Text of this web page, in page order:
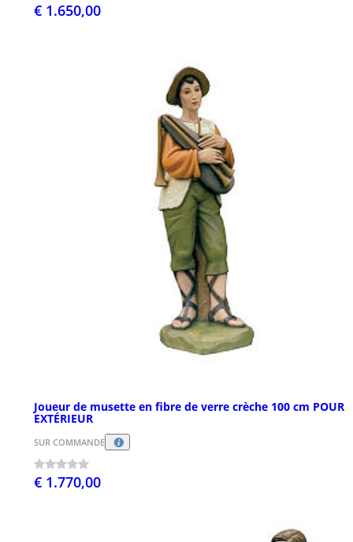
€ 1.650,00
Joueur de musette en fibre de verre crèche 100 cm POUR
EXTÉRIEUR
SUR COMMANDE
€ 1.770,00